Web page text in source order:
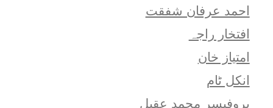
احمد عرفان شفقت
افتخار راجہ
امتياز خان
انکل ٹام
پروفیسر محمد عقیل